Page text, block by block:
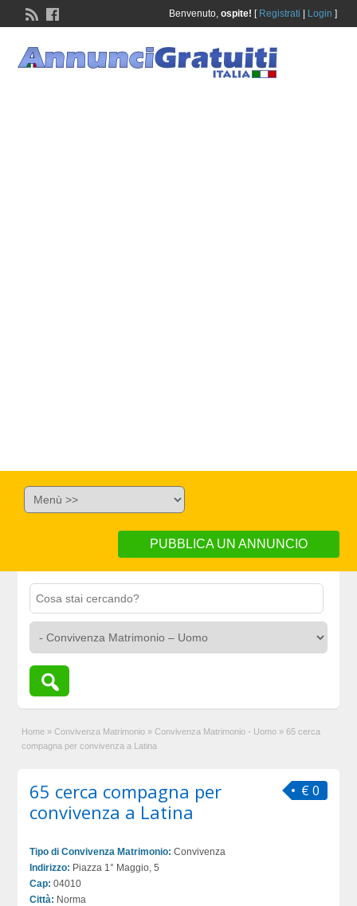
Benvenuto, ospite! [ Registrati Login ]
PUBBLICA UN ANNUNCIO
Home » Convivenza Matrimonio » Convivenza Matrimonio - Uomo » 65 cerca
compagna per convivenza a Latina
€ 0
65 cerca compagna per
convivenza a Latina
Tipo di Convivenza Matrimonio: Convivenza
Indirizzo: Piazza 1° Maggio, 5
Cap: 04010
Città: Norma